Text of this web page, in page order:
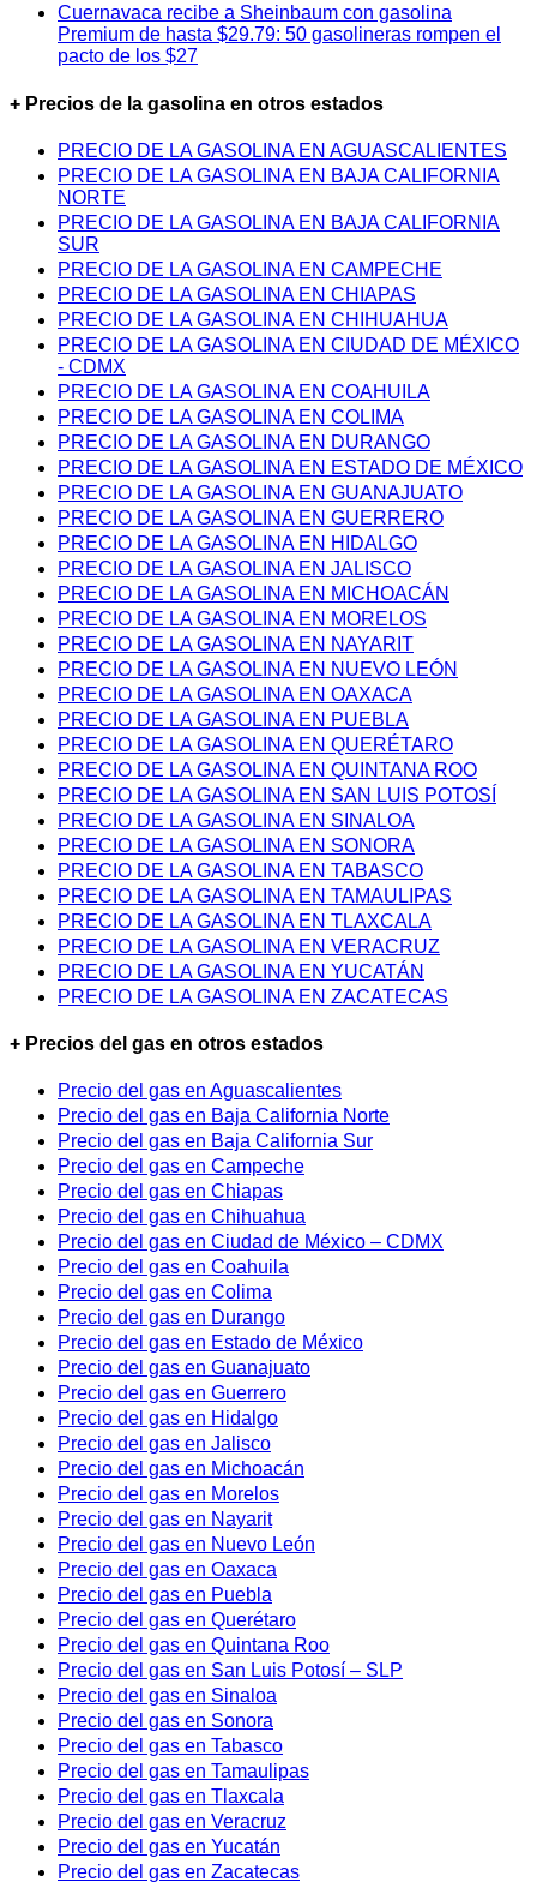
Cuernavaca recibe a Sheinbaum con gasolina
Premium de hasta $29.79: 50 gasolineras rompen el
pacto de los $27
+ Precios de la gasolina en otros estados
PRECIO DE LA GASOLINA EN AGUASCALIENTES
PRECIO DE LA GASOLINA EN BAJA CALIFORNIA
NORTE
PRECIO DE LA GASOLINA EN BAJA CALIFORNIA
SUR
PRECIO DE LA GASOLINA EN CAMPECHE
PRECIO DE LA GASOLINA EN CHIAPAS
PRECIO DE LA GASOLINA EN CHIHUAHUA
PRECIO DE LA GASOLINA EN CIUDAD DE MÉXICO
- CDMX
PRECIO DE LA GASOLINA EN COAHUILA
PRECIO DE LA GASOLINA EN COLIMA
PRECIO DE LA GASOLINA EN DURANGO
PRECIO DE LA GASOLINA EN ESTADO DE MÉXICO
PRECIO DE LA GASOLINA EN GUANAJUATO
PRECIO DE LA GASOLINA EN GUERRERO
PRECIO DE LA GASOLINA EN HIDALGO
PRECIO DE LA GASOLINA EN JALISCO
PRECIO DE LA GASOLINA EN MICHOACÁN
PRECIO DE LA GASOLINA EN MORELOS
PRECIO DE LA GASOLINA EN NAYARIT
PRECIO DE LA GASOLINA EN NUEVO LEÓN
PRECIO DE LA GASOLINA EN OAXACA
PRECIO DE LA GASOLINA EN PUEBLA
PRECIO DE LA GASOLINA EN QUERÉTARO
PRECIO DE LA GASOLINA EN QUINTANA ROO
PRECIO DE LA GASOLINA EN SAN LUIS POTOSÍ
PRECIO DE LA GASOLINA EN SINALOA
PRECIO DE LA GASOLINA EN SONORA
PRECIO DE LA GASOLINA EN TABASCO
PRECIO DE LA GASOLINA EN TAMAULIPAS
PRECIO DE LA GASOLINA EN TLAXCALA
PRECIO DE LA GASOLINA EN VERACRUZ
PRECIO DE LA GASOLINA EN YUCATÁN
PRECIO DE LA GASOLINA EN ZACATECAS
+ Precios del gas en otros estados
Precio del gas en Aguascalientes
Precio del gas en Baja California Norte
Precio del gas en Baja California Sur
Precio del gas en Campeche
Precio del gas en Chiapas
Precio del gas en Chihuahua
Precio del gas en Ciudad de México – CDMX
Precio del gas en Coahuila
Precio del gas en Colima
Precio del gas en Durango
Precio del gas en Estado de México
Precio del gas en Guanajuato
Precio del gas en Guerrero
Precio del gas en Hidalgo
Precio del gas en Jalisco
Precio del gas en Michoacán
Precio del gas en Morelos
Precio del gas en Nayarit
Precio del gas en Nuevo León
Precio del gas en Oaxaca
Precio del gas en Puebla
Precio del gas en Querétaro
Precio del gas en Quintana Roo
Precio del gas en San Luis Potosí – SLP
Precio del gas en Sinaloa
Precio del gas en Sonora
Precio del gas en Tabasco
Precio del gas en Tamaulipas
Precio del gas en Tlaxcala
Precio del gas en Veracruz
Precio del gas en Yucatán
Precio del gas en Zacatecas